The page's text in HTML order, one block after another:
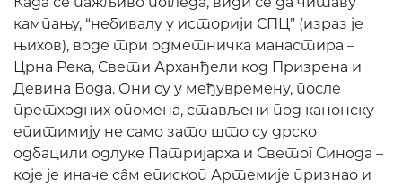
кампању, “небивалу у историји СПЦ” (израз је
њихов), воде три одметничка манастира –
Црна Река, Свети Арханђели код Призрена и
Девина Вода. Они су у међувремену, после
претходних опомена, стављени под канонску
епитимију не само зато што су дрско
одбацили одлуке Патријарха и Светог Синода –
које је иначе сâм епископ Артемије признао и